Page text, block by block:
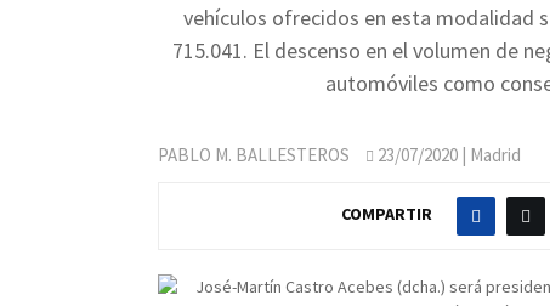
vehículos ofrecidos en esta modalidad
715.041. El descenso en el volumen de
automóviles como
PABLO M. BALLESTEROS 23/07/2020 | Madrid
COMPARTIR